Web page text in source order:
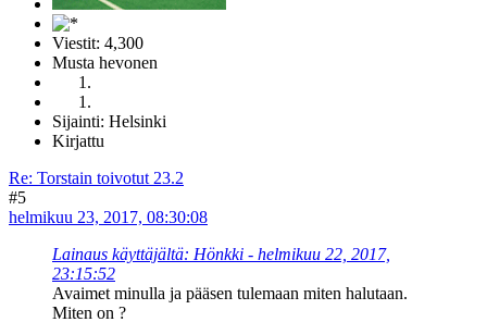
Viestit: 4,300
Musta hevonen
Sijainti: Helsinki
Kirjattu
Re: Torstain toivotut 23.2
#5
helmikuu 23, 2017, 08:30:08
Lainaus käyttäjältä: Hönkki - helmikuu 22, 2017,
23:15:52
Avaimet minulla ja pääsen tulemaan miten halutaan.
Miten on ?